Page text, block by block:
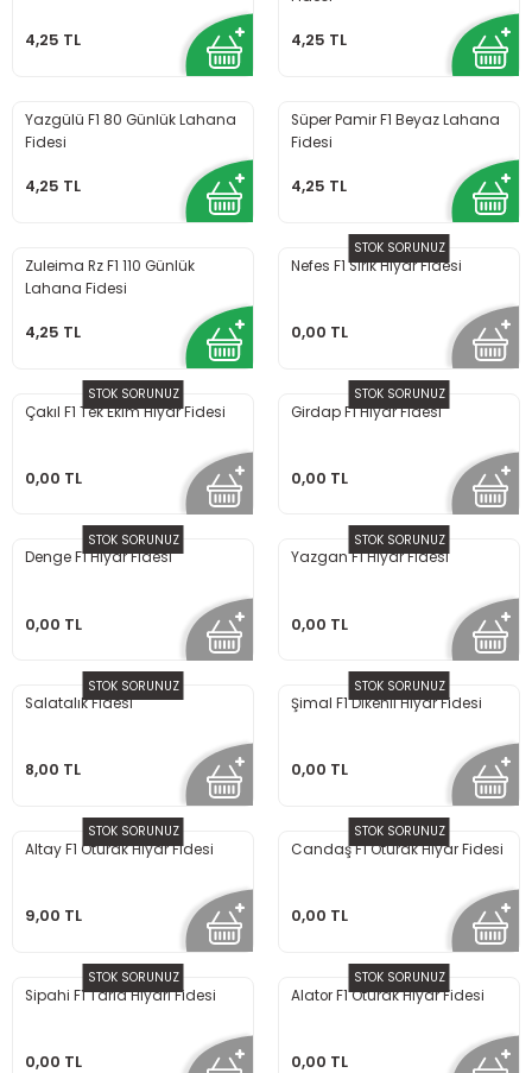
4,25 TL 4,25 TL
Yazgülü F1 80 Günlük Lahana
Fidesi
4,25 TL
Süper Pamir F1 Beyaz Lahana
Fidesi
4,25 TL
Zuleima Rz F1 110 Günlük
Lahana Fidesi
4,25 TL
STOK SORUNUZ
Nefes F1 Sırık Hıyar Fidesi
0,00 TL
STOK SORUNUZ
Çakıl F1 Tek Ekim Hıyar Fidesi
0,00 TL
STOK SORUNUZ
Girdap F1 Hıyar Fidesi
0,00 TL
STOK SORUNUZ
Denge F1 Hıyar Fidesi
0,00 TL
STOK SORUNUZ
Yazgan F1 Hıyar Fidesi
0,00 TL
STOK SORUNUZ
Salatalık Fidesi
8,00 TL
STOK SORUNUZ
Şimal F1 Dikenli Hıyar Fidesi
0,00 TL
STOK SORUNUZ
Altay F1 Oturak Hıyar Fidesi
9,00 TL
STOK SORUNUZ
Candaş F1 Oturak Hıyar Fidesi
0,00 TL
STOK SORUNUZ
Sipahi F1 Tarla Hıyarı Fidesi
0,00 TL
STOK SORUNUZ
Alator F1 Oturak Hıyar Fidesi
0,00 TL